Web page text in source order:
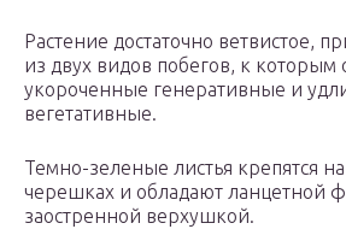
Растение достаточно ветвистое,
из двух видов побегов, к которым
укороченные генеративные и
вегетативные.
Темно-зеленые листья крепятся
черешках и обладают ланцетной
заостренной верхушкой.